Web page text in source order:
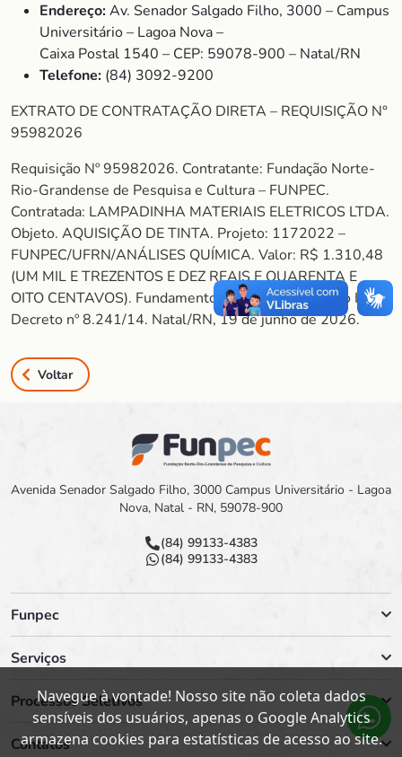
Endereço:Av. Senador Salgado Filho, 3000 – Campus
Universitário – Lagoa Nova –
Caixa Postal 1540 – CEP: 59078-900 – Natal/RN
Telefone: (84) 3092-9200
EXTRATO DE CONTRATAÇÃO DIRETA – REQUISIÇÃO N°
95982026
Requisição Nº 95982026. Contratante: Fundação Norte-
Rio-Grandense de Pesquisa e Cultura – FUNPEC.
Contratada: LAMPADINHA MATERIAIS ELETRICOS LTDA.
Objeto. AQUISIÇÃO DE TINTA. Projeto: 1172022 –
FUNPEC/UFRN/ANÁLISES QUÍMICA. Valor: R$ 1.310,48
(UM MIL E TREZENTOS E DEZ REAIS E QUARENTA E
OITO CENTAVOS). Fundamento legal: Art. 26, Inciso II do
Decreto nº 8.241/14. Natal/RN, 19 de junho de 2026.
Voltar
Avenida Senador Salgado Filho, 3000 Campus Universitário - Lagoa
Nova, Natal - RN, 59078-900
(84) 99133-4383
(84) 99133-4383
Funpec
Serviços
Processos Seletivos
Contatos
Navegue à vontade! Nosso site não coleta dados
sensíveis dos usuários, apenas o Google Analytics
armazena cookies para estatísticas de acesso ao site.